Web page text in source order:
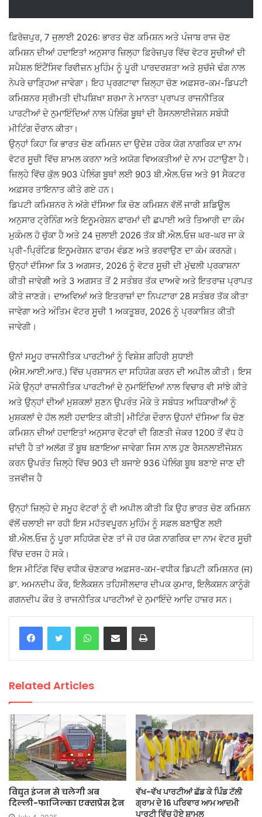
ਫ਼ਿਰੋਜ਼ਪੁਰ, 7 ਜੁਲਾਈ 2026: ਭਾਰਤ ਚੋਣ ਕਮਿਸ਼ਨ ਅਤੇ ਪੰਜਾਬ ਰਾਜ ਚੋਣ
ਕਮਿਸ਼ਨ ਦੀਆਂ ਹਦਾਇਤਾਂ ਅਨੁਸਾਰ ਜ਼ਿਲ੍ਹਾ ਫ਼ਿਰੋਜ਼ਪੁਰ ਵਿੱਚ ਵੋਟਰ ਸੂਚੀਆਂ ਦੀ
ਸਪੈਸ਼ਲ ਇੰਟੈਂਸਿਵ ਰਿਵੀਜ਼ਨ ਮੁਹਿੰਮ ਨੂੰ ਪੂਰੀ ਪਾਰਦਰਸ਼ਤਾ ਅਤੇ ਸੁਚੱਜੇ ਢੰਗ ਨਾਲ
ਨੇਪਰੇ ਚਾੜ੍ਹਿਆ ਜਾਵੇਗਾ। ਇਹ ਪ੍ਰਗਟਾਵਾ ਜ਼ਿਲ੍ਹਾ ਚੋਣ ਅਫ਼ਸਰ-ਕਮ-ਡਿਪਟੀ
ਕਮਿਸ਼ਨਰ ਸ੍ਰੀਮਤੀ ਦੀਪਸ਼ਿਖਾ ਸ਼ਰਮਾ ਨੇ ਮਾਨਤਾ ਪ੍ਰਾਪਤ ਰਾਜਨੀਤਿਕ
ਪਾਰਟੀਆਂ ਦੇ ਨੁਮਾਇੰਦਿਆਂ ਨਾਲ ਪੋਲਿੰਗ ਬੂਥਾਂ ਦੀ ਰੈਸਨਲਾਈਜੇਸ਼ਨ ਸਬੰਧੀ
ਮੀਟਿੰਗ ਦੌਰਾਨ ਕੀਤਾ।
ਉਨ੍ਹਾਂ ਕਿਹਾ ਕਿ ਭਾਰਤ ਚੋਣ ਕਮਿਸ਼ਨ ਦਾ ਉਦੇਸ਼ ਹਰੇਕ ਯੋਗ ਨਾਗਰਿਕ ਦਾ ਨਾਮ
ਵੋਟਰ ਸੂਚੀ ਵਿੱਚ ਸ਼ਾਮਲ ਕਰਨਾ ਅਤੇ ਅਯੋਗ ਵਿਅਕਤੀਆਂ ਦੇ ਨਾਮ ਹਟਾਉਣਾ ਹੈ।
ਜ਼ਿਲ੍ਹੇ ਵਿੱਚ ਕੁੱਲ 903 ਪੋਲਿੰਗ ਬੂਥਾਂ ਲਈ 903 ਬੀ.ਐਲ.ਓਜ਼ ਅਤੇ 91 ਸੈਕਟਰ
ਅਫ਼ਸਰ ਤਾਇਨਾਤ ਕੀਤੇ ਗਏ ਹਨ।
ਡਿਪਟੀ ਕਮਿਸ਼ਨਰ ਨੇ ਅੱਗੇ ਦੱਸਿਆ ਕਿ ਚੋਣ ਕਮਿਸ਼ਨ ਵੱਲੋਂ ਜਾਰੀ ਸ਼ਡਿਊਲ
ਅਨੁਸਾਰ ਟ੍ਰੇਨਿੰਗ ਅਤੇ ਇਨੂਮਰੇਸ਼ਨ ਫਾਰਮਾਂ ਦੀ ਛਪਾਈ ਅਤੇ ਤਿਆਰੀ ਦਾ ਕੰਮ
ਮੁਕੰਮਲ ਹੋ ਚੁੱਕਾ ਹੈ ਅਤੇ 24 ਜੁਲਾਈ 2026 ਤੱਕ ਬੀ.ਐਲ.ਓਜ਼ ਘਰ-ਘਰ ਜਾ ਕੇ
ਪ੍ਰੀ-ਪ੍ਰਿੰਟਿਡ ਇਨੂਮਰੇਸ਼ਨ ਫਾਰਮ ਵੰਡਣ ਅਤੇ ਭਰਵਾਉਣ ਦਾ ਕੰਮ ਕਰਨਗੇ।
ਉਨ੍ਹਾਂ ਦੱਸਿਆ ਕਿ 3 ਅਗਸਤ, 2026 ਨੂੰ ਵੋਟਰ ਸੂਚੀ ਦੀ ਮੁੱਢਲੀ ਪ੍ਰਕਾਸ਼ਨਾ
ਕੀਤੀ ਜਾਵੇਗੀ ਅਤੇ 3 ਅਗਸਤ ਤੋਂ 2 ਸਤੰਬਰ ਤੱਕ ਦਾਅਵੇ ਅਤੇ ਇਤਰਾਜ਼ ਪ੍ਰਾਪਤ
ਕੀਤੇ ਜਾਣਗੇ। ਦਾਅਵਿਆਂ ਅਤੇ ਇਤਰਾਜ਼ਾਂ ਦਾ ਨਿਪਟਾਰਾ 28 ਸਤੰਬਰ ਤੱਕ ਕੀਤਾ
ਜਾਵੇਗਾ ਅਤੇ ਅੰਤਿਮ ਵੋਟਰ ਸੂਚੀ 1 ਅਕਤੂਬਰ, 2026 ਨੂੰ ਪ੍ਰਕਾਸ਼ਿਤ ਕੀਤੀ
ਜਾਵੇਗੀ।
ਉਨਾਂ ਸਮੂਹ ਰਾਜਨੀਤਿਕ ਪਾਰਟੀਆਂ ਨੂੰ ਵਿਸ਼ੇਸ਼ ਗਹਿਰੀ ਸੁਧਾਈ
(ਐਸ.ਆਈ.ਆਰ.) ਵਿੱਚ ਪ੍ਰਸ਼ਾਸਨ ਦਾ ਸਹਿਯੋਗ ਕਰਨ ਦੀ ਅਪੀਲ ਕੀਤੀ। ਇਸ
ਮੌਕੇ ਉਨ੍ਹਾਂ ਰਾਜਨੀਤਿਕ ਪਾਰਟੀਆਂ ਦੇ ਨੁਮਾਇੰਦਿਆਂ ਨਾਲ ਵਿਚਾਰ ਵੀ ਸਾਂਝੇ ਕੀਤੇ
ਅਤੇ ਉਨ੍ਹਾਂ ਦੀਆਂ ਮੁਸ਼ਕਲਾਂ ਸੁਣਨ ਉਪਰੰਤ ਮੌਕੇ ਤੇ ਸਬੰਧਤ ਅਧਿਕਾਰੀਆਂ ਨੂੰ
ਮੁਸ਼ਕਲਾਂ ਦੇ ਹੱਲ ਲਈ ਹਦਾਇਤ ਕੀਤੀ| ਮੀਟਿੰਗ ਦੌਰਾਨ ਉਹਨਾਂ ਦੱਸਿਆ ਕਿ ਚੋਣ
ਕਮਿਸ਼ਨ ਦੀਆਂ ਹਦਾਇਤਾਂ ਅਨੁਸਾਰ ਵੋਟਰਾਂ ਦੀ ਗਿਣਤੀ ਜੇਕਰ 1200 ਤੋਂ ਵੱਧ ਹੋ
ਜਾਂਦੀ ਹੈ ਤਾਂ ਅਲੱਗ ਤੋਂ ਬੂਥ ਬਣਾਇਆ ਜਾਵੇਗਾ ਜਿਸ ਨਾਲ ਹੁਣ ਰੈਸਨਲਾਈਜੇਸ਼ਨ
ਕਰਨ ਉਪਰੰਤ ਜ਼ਿਲ੍ਹੇ ਵਿੱਚ 903 ਦੀ ਬਜਾਏ 936 ਪੋਲਿੰਗ ਬੂਥ ਬਣਾਏ ਜਾਣ ਦੀ
ਤਜਵੀਜ ਹੈ
ਉਨ੍ਹਾਂ ਜ਼ਿਲ੍ਹੇ ਦੇ ਸਮੂਹ ਵੋਟਰਾਂ ਨੂੰ ਵੀ ਅਪੀਲ ਕੀਤੀ ਕਿ ਉਹ ਭਾਰਤ ਚੋਣ ਕਮਿਸ਼ਨ
ਵੱਲੋਂ ਚਲਾਈ ਜਾ ਰਹੀ ਇਸ ਮਹੱਤਵਪੂਰਨ ਮੁਹਿੰਮ ਨੂੰ ਸਫ਼ਲ ਬਣਾਉਣ ਲਈ
ਬੀ.ਐਲ.ਓਜ਼ ਨੂੰ ਪੂਰਾ ਸਹਿਯੋਗ ਦੇਣ ਤਾਂ ਜੋ ਹਰ ਯੋਗ ਨਾਗਰਿਕ ਦਾ ਨਾਮ ਵੋਟਰ ਸੂਚੀ
ਵਿੱਚ ਦਰਜ ਹੋ ਸਕੇ।
ਇਸ ਮੀਟਿੰਗ ਵਿੱਚ ਵਧੀਕ ਚੋਣਕਾਰ ਅਫ਼ਸਰ-ਕਮ-ਵਧੀਕ ਡਿਪਟੀ ਕਮਿਸ਼ਨਰ (ਜ)
ਡਾ. ਅਮਨਦੀਪ ਕੌਰ, ਇਲੈਕਸ਼ਨ ਤਹਿਸੀਲਦਾਰ ਦੀਪਕ ਕੁਮਾਰ, ਇਲੈਕਸ਼ਨ ਕਾਨੂੰਗੋ
ਗਗਨਦੀਪ ਕੌਰ ਤੇ ਰਾਜਨੀਤਿਕ ਪਾਰਟੀਆਂ ਦੇ ਨੁਮਾਇੰਦੇ ਆਦਿ ਹਾਜ਼ਰ ਸਨ।
WhatsAppShare via Email Print
Related Articles
विद्युत इंजन से चलेगी अब
दिल्ली-फाजिल्का एक्सप्रेस ट्रेन
ਵੱਖ-ਵੱਖ ਪਾਰਟੀਆਂ ਛੱਡ ਕੇ ਪਿੰਡ ਟੱਲੀ
ਗ੍ਰਾਮ ਦੇ 16 ਪਰਿਵਾਰ ਆਮ ਆਦਮੀ
ਪਾਰਟੀ ਵਿੱਚ ਹੋਏ ਸ਼ਾਮਲ